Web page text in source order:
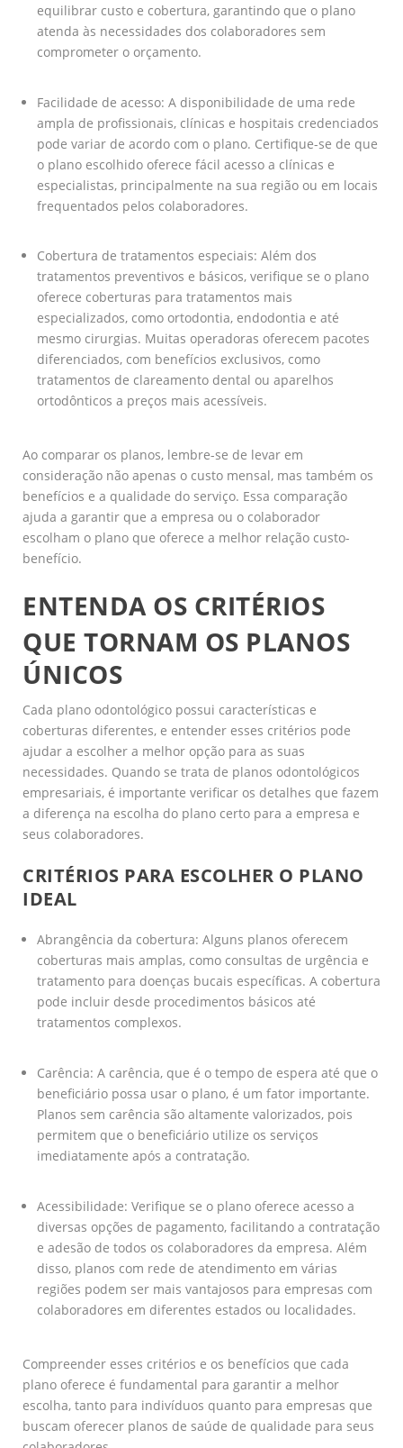
equilibrar custo e cobertura, garantindo que o plano
atenda às necessidades dos colaboradores sem
comprometer o orçamento.
Facilidade de acesso: A disponibilidade de uma rede
ampla de profissionais, clínicas e hospitais credenciados
pode variar de acordo com o plano. Certifique-se de que
o plano escolhido oferece fácil acesso a clínicas e
especialistas, principalmente na sua região ou em locais
frequentados pelos colaboradores.
Cobertura de tratamentos especiais: Além dos
tratamentos preventivos e básicos, verifique se o plano
oferece coberturas para tratamentos mais
especializados, como ortodontia, endodontia e até
mesmo cirurgias. Muitas operadoras oferecem pacotes
diferenciados, com benefícios exclusivos, como
tratamentos de clareamento dental ou aparelhos
ortodônticos a preços mais acessíveis.
Ao comparar os planos, lembre-se de levar em
consideração não apenas o custo mensal, mas também os
benefícios e a qualidade do serviço. Essa comparação
ajuda a garantir que a empresa ou o colaborador
escolham o plano que oferece a melhor relação custo-
benefício.
ENTENDA OS CRITÉRIOS
QUE TORNAM OS PLANOS
ÚNICOS
Cada plano odontológico possui características e
coberturas diferentes, e entender esses critérios pode
ajudar a escolher a melhor opção para as suas
necessidades. Quando se trata de planos odontológicos
empresariais, é importante verificar os detalhes que fazem
a diferença na escolha do plano certo para a empresa e
seus colaboradores.
CRITÉRIOS PARA ESCOLHER O PLANO
IDEAL
Abrangência da cobertura: Alguns planos oferecem
coberturas mais amplas, como consultas de urgência e
tratamento para doenças bucais específicas. A cobertura
pode incluir desde procedimentos básicos até
tratamentos complexos.
Carência: A carência, que é o tempo de espera até que o
beneficiário possa usar o plano, é um fator importante.
Planos sem carência são altamente valorizados, pois
permitem que o beneficiário utilize os serviços
imediatamente após a contratação.
Acessibilidade: Verifique se o plano oferece acesso a
diversas opções de pagamento, facilitando a contratação
e adesão de todos os colaboradores da empresa. Além
disso, planos com rede de atendimento em várias
regiões podem ser mais vantajosos para empresas com
colaboradores em diferentes estados ou localidades.
Compreender esses critérios e os benefícios que cada
plano oferece é fundamental para garantir a melhor
escolha, tanto para indivíduos quanto para empresas que
buscam oferecer planos de saúde de qualidade para seus